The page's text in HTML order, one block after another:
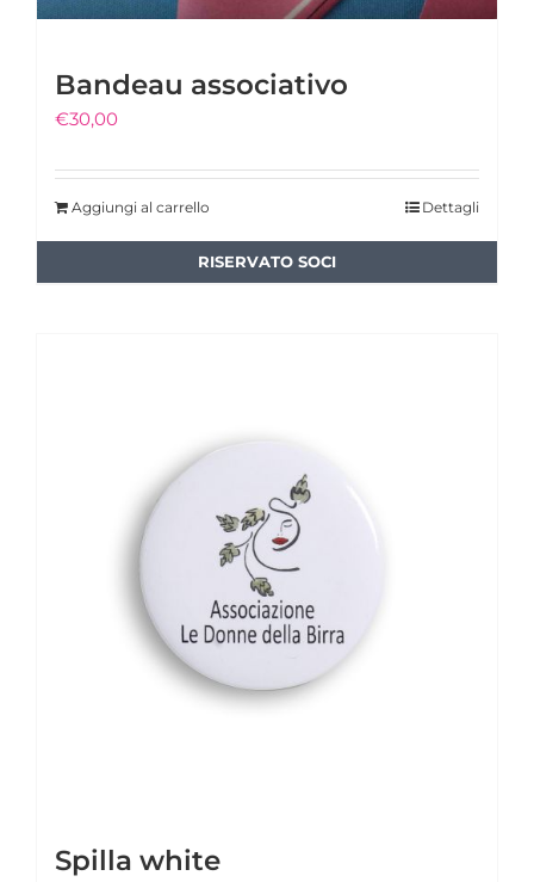
Bandeau associativo
€30,00
Aggiungi al carrello Dettagli
Spilla white